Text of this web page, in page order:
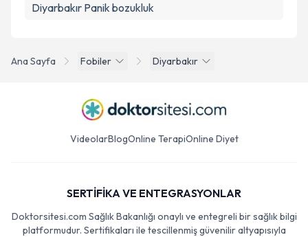
Ana Sayfa Fobiler Diyarbakır
Diyarbakır Panik bozukluk
VideolarBlogOnline TerapiOnline Diyet
SERTİFİKA VE ENTEGRASYONLAR
Doktorsitesi.com Sağlık Bakanlığı onaylı ve entegreli bir sağlık bilgi
platformudur. Sertifikaları ile tescillenmiş güvenilir altyapısıyla